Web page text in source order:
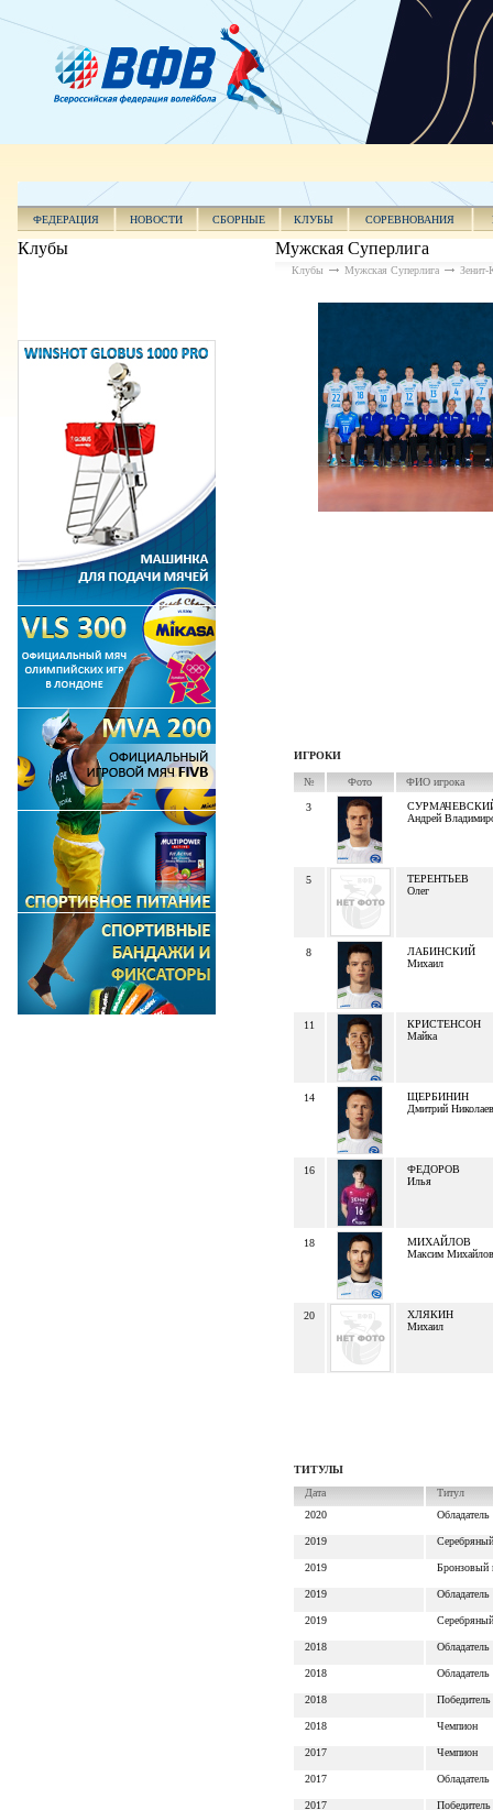
ФЕДЕРАЦИЯ НОВОСТИ СБОРНЫЕ КЛУБЫ СОРЕВНОВАНИЯ
Клубы Мужская Суперлига
Клубы Мужская Суперлига Зенит-
ИГРОКИ
№ Фото ФИО игрока
3
Андрей
5
ТЕРЕНТЬЕВ
Олег
8
ЛАБИНСКИЙ
Михаил
11
КРИСТЕНСОН
Майка
14
ЩЕРБИНИН
Дмитрий
16
ФЕДОРОВ
Илья
18
МИХАЙЛОВ
Максим
20
ХЛЯКИН
Михаил
ТИТУЛЫ
Дата
Титул
2020
Обладатель
2019
2019 Бронзовый
2019 Обладатель
2019
2018 Обладатель
2018 Обладатель
2018 Победитель
2018 Чемпион
2017 Чемпион
2017 Обладатель
2017 Победитель